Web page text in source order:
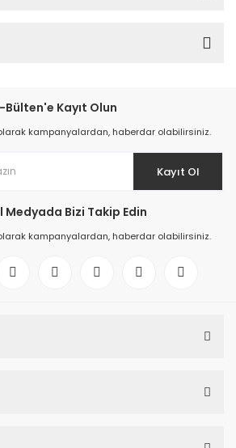
Bülten'e Kayıt Olun
kampanyalardan, haberdar olabilirsiniz.
Kayıt Ol
Medyada Bizi Takip Edin
kampanyalardan, haberdar olabilirsiniz.